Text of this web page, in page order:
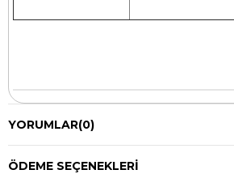
YORUMLAR(0)
ÖDEME SEÇENEKLERI